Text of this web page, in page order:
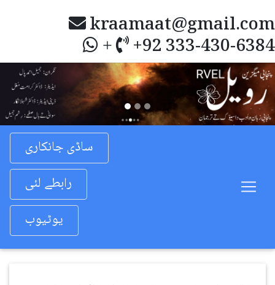
kraamaat@gmail.com
+ +92 333-430-6384
Previous
ساڈی جانکاری
رابطے لئی
یوٹیوب